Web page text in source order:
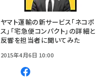
ヤマト運輸の新サービス「ネコポ
ス」「宅急便コンパクト」の詳細と
反響を担当者に聞いてみた
2015年4月6日 10:00